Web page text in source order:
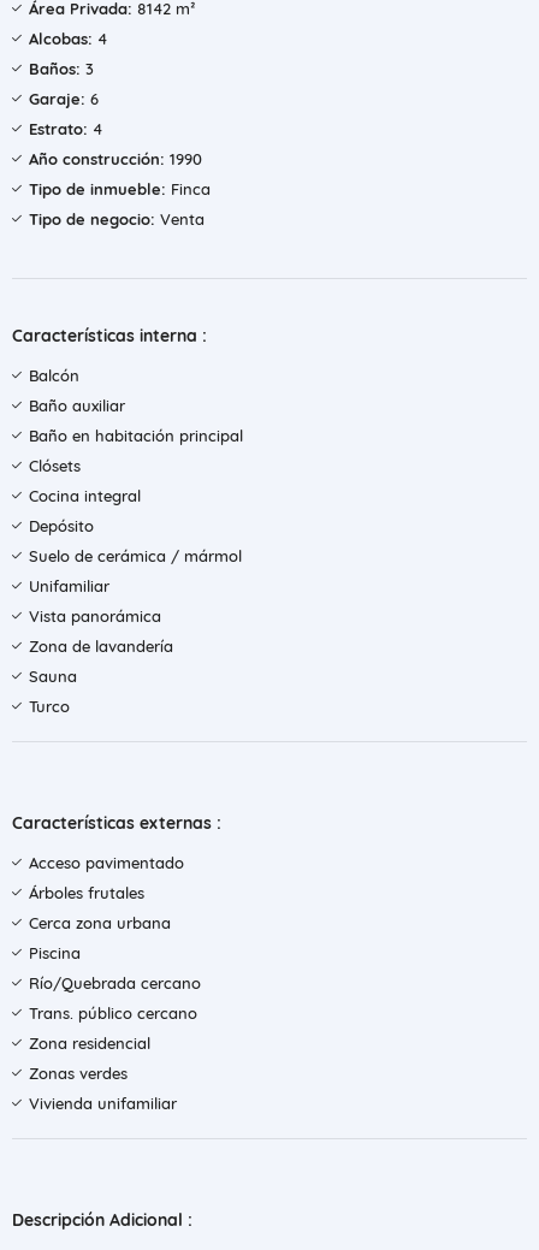
Área Privada: 8142 m²
Alcobas: 4
Baños: 3
Garaje: 6
Estrato: 4
Año construcción: 1990
Tipo de inmueble: Finca
Tipo de negocio: Venta
Características interna :
Balcón
Baño auxiliar
Baño en habitación principal
Clósets
Cocina integral
Depósito
Suelo de cerámica / mármol
Unifamiliar
Vista panorámica
Zona de lavandería
Sauna
Turco
Características externas :
Acceso pavimentado
Árboles frutales
Cerca zona urbana
Piscina
Río/Quebrada cercano
Trans. público cercano
Zona residencial
Zonas verdes
Vivienda unifamiliar
Descripción Adicional :